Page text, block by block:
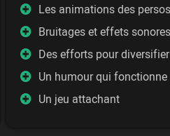
Les animations des persos
Bruitages et effets sonores
Des efforts pour
Un humour qui fonctionne
Un jeu attachant